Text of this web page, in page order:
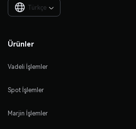
Türkçe 
Ürünler
Vadeli İşlemler
Spot İşlemler
Marjin İşlemler